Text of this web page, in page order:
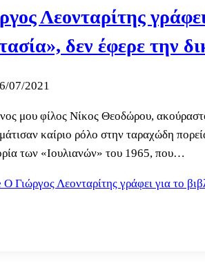
Λεονταρίτης
δεν έφερε την
07/2021
μου φίλος Νίκος Θεοδώρου,
καίριο ρόλο στην ταραχώδη
των «Ιουλιανών» του 1965, που…
Ο Γιώργος Λεονταρίτης γράφει για το